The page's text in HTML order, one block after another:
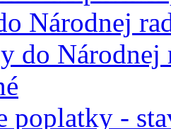
Národnej
do Národnej
poplatky -